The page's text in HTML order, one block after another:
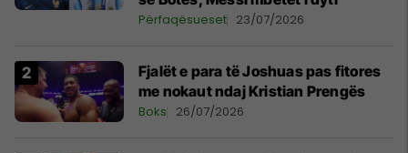
Përfaqësueset 23/07/2026
Fjalët e para të Joshuas pas fitores
me nokaut ndaj Kristian Prengës
Boks 26/07/2026